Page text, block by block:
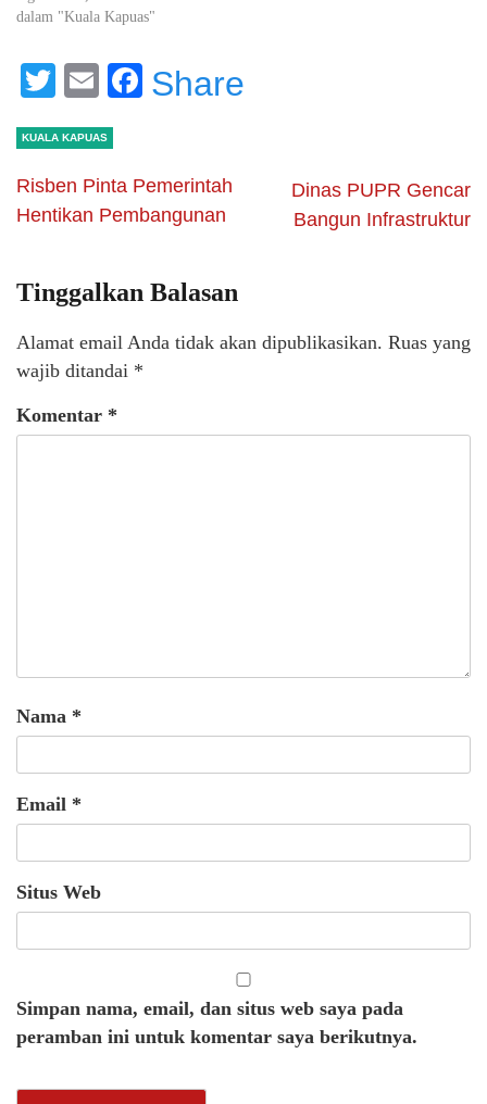
dalam "Kuala Kapuas"
Twitter
EmailFacebook
Share
KUALA KAPUAS
Risben Pinta Pemerintah
Hentikan Pembangunan
Dinas PUPR Gencar
Bangun Infrastruktur
Tinggalkan Balasan
Alamat email Anda tidak akan dipublikasikan. Ruas yang
wajib ditandai *
Komentar *
Nama *
Email *
Situs Web
Simpan nama, email, dan situs web saya pada
peramban ini untuk komentar saya berikutnya.